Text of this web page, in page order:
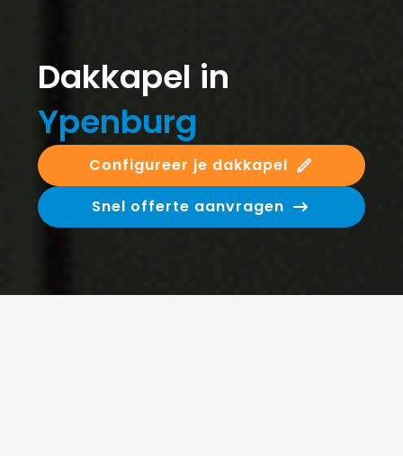
Dakkapel in
Ypenburg
Configureer je dakkapel
Snel offerte aanvragen